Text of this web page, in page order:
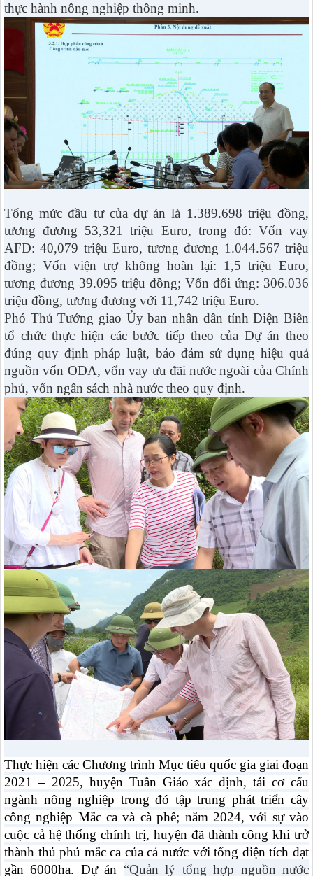
thực hành nông nghiệp thông minh.
Tổng mức đầu tư của dự án là 1.389.698 triệu đồng,
tương đương 53,321 triệu Euro, trong đó: Vốn vay
AFD: 40,079 triệu Euro, tương đương 1.044.567 triệu
đồng; Vốn viện trợ không hoàn lại: 1,5 triệu Euro,
tương đương 39.095 triệu đồng; Vốn đối ứng: 306.036
triệu đồng, tương đương với 11,742 triệu Euro.
Phó Thủ Tướng giao Ủy ban nhân dân tỉnh Điện Biên
tổ chức thực hiện các bước tiếp theo của Dự án theo
đúng quy định pháp luật, bảo đảm sử dụng hiệu quả
nguồn vốn ODA, vốn vay ưu đãi nước ngoài của Chính
phủ, vốn ngân sách nhà nước theo quy định.
Thực hiện các Chương trình Mục tiêu quốc gia giai đoạn
2021 – 2025, huyện Tuần Giáo xác định, tái cơ cấu
ngành nông nghiệp trong đó tập trung phát triển cây
công nghiệp Mắc ca và cà phê; năm 2024, với sự vào
cuộc cả hệ thống chính trị, huyện đã thành công khi trở
thành thủ phủ mắc ca của cả nước với tổng diện tích đạt
gần 6000ha. Dự án “Quản lý tổng hợp nguồn nước